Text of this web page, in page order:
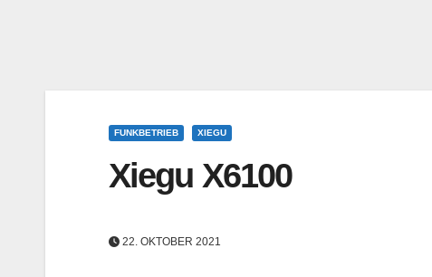
FUNKBETRIEB XIEGU
Xiegu X6100
22. OKTOBER 2021